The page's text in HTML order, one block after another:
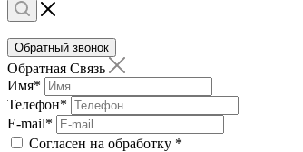
Обратный звонок
Обратная Связь
Имя*
Телефон*
E-mail*
Согласен на обработку *